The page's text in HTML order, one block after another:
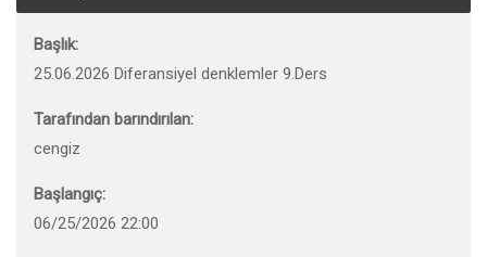
Başlık:
25.06.2026 Diferansiyel denklemler 9.Ders
Tarafından barındırılan:
cengiz
Başlangıç:
06/25/2026 22:00